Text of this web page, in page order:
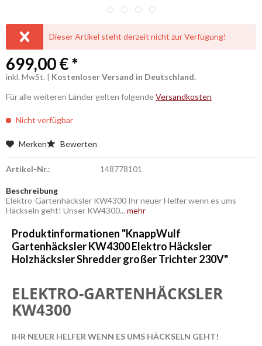
Dieser Artikel steht derzeit nicht zur Verfügung!
699,00 € *
inkl. MwSt. | Kostenloser Versand in Deutschland.
Für alle weiteren Länder gelten folgendeVersandkosten
Nicht verfügbar
Merken Bewerten
Artikel-Nr.: 148778101
Beschreibung
Elektro-Gartenhäcksler KW4300 Ihr neuer Helfer wenn es ums
Häckseln geht! Unser KW4300... mehr
Produktinformationen "KnappWulf
Gartenhäcksler KW4300 Elektro Häcksler
Holzhäcksler Shredder großer Trichter 230V"
ELEKTRO-GARTENHÄCKSLER
KW4300
IHR NEUER HELFER WENN ES UMS HÄCKSELN GEHT!